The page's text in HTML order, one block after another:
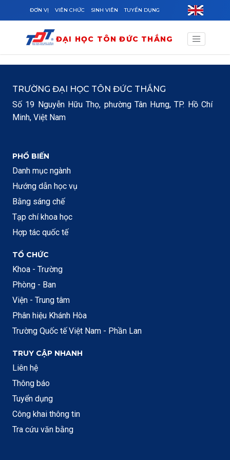
Skip to main content
ĐƠN VỊ VIÊN CHỨC SINH VIÊN TUYỂN DỤNG
ĐẠI HỌC TÔN ĐỨC THẮNG
TRƯỜNG ĐẠI HỌC TÔN ĐỨC THẮNG
Số 19 Nguyễn Hữu Thọ, phường Tân Hưng, TP. Hồ Chí
Minh, Việt Nam
PHỔ BIẾN
Danh mục ngành
Hướng dẫn học vụ
Bằng sáng chế
Tạp chí khoa học
Hợp tác quốc tế
TỔ CHỨC
Khoa - Trường
Phòng - Ban
Viện - Trung tâm
Phân hiệu Khánh Hòa
Trường Quốc tế Việt Nam - Phần Lan
TRUY CẬP NHANH
Liên hệ
Thông báo
Tuyển dụng
Công khai thông tin
Tra cứu văn bằng